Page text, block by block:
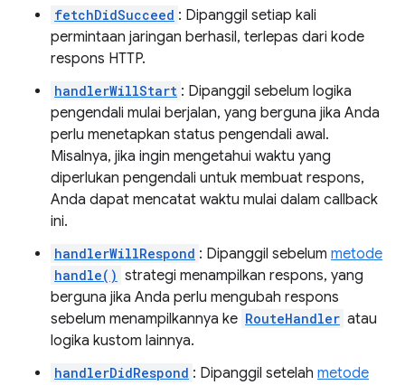
fetchDidSucceed : Dipanggil setiap kali
permintaan jaringan berhasil, terlepas dari kode
respons HTTP.
handlerWillStart : Dipanggil sebelum logika
pengendali mulai berjalan, yang berguna jika Anda
perlu menetapkan status pengendali awal.
Misalnya, jika ingin mengetahui waktu yang
diperlukan pengendali untuk membuat respons,
Anda dapat mencatat waktu mulai dalam callback
ini.
handlerWillRespond : Dipanggil sebelum metode
handle() strategi menampilkan respons, yang
berguna jika Anda perlu mengubah respons
sebelum menampilkannya ke RouteHandler atau
logika kustom lainnya.
handlerDidRespond : Dipanggil setelah metode